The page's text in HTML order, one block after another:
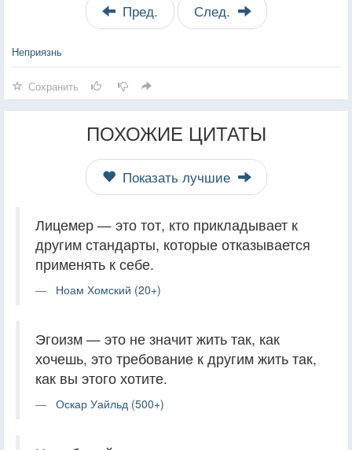
Пред. След.
Неприязнь
Сохранить
ПОХОЖИЕ ЦИТАТЫ
Показать лучшие
Лицемер — это тот, кто прикладывает к
другим стандарты, которые отказывается
применять к себе.
Ноам Хомский (20+)
Эгоизм — это не значит жить так, как
хочешь, это требование к другим жить так,
как вы этого хотите.
Оскар Уайльд (500+)